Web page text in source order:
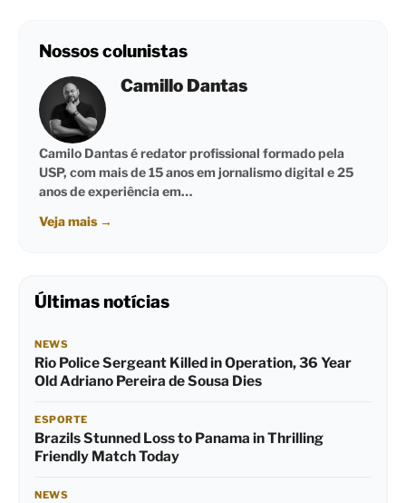
Nossos colunistas
Camillo Dantas
Camilo Dantas é redator profissional formado pela
USP, com mais de 15 anos em jornalismo digital e 25
anos de experiência em…
Veja mais →
Últimas notícias
NEWS
Rio Police Sergeant Killed in Operation, 36 Year
Old Adriano Pereira de Sousa Dies
ESPORTE
Brazils Stunned Loss to Panama in Thrilling
Friendly Match Today
NEWS